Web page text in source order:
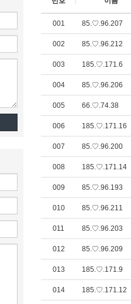
001 85.♡.96.207
002 85.♡.96.212
003 185.♡.171.6
004 85.♡.96.206
005 66.♡.74.38
006 185.♡.171.16
007 85.♡.96.200
008 185.♡.171.14
009 85.♡.96.193
010 85.♡.96.211
011 85.♡.96.203
012 85.♡.96.209
013 185.♡.171.9
014 185.♡.171.12